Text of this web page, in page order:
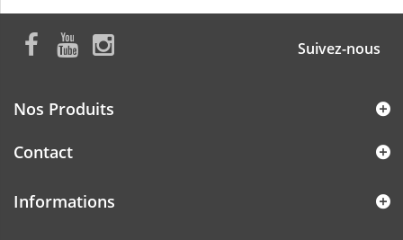
Suivez-nous
Nos Produits
Contact
Informations